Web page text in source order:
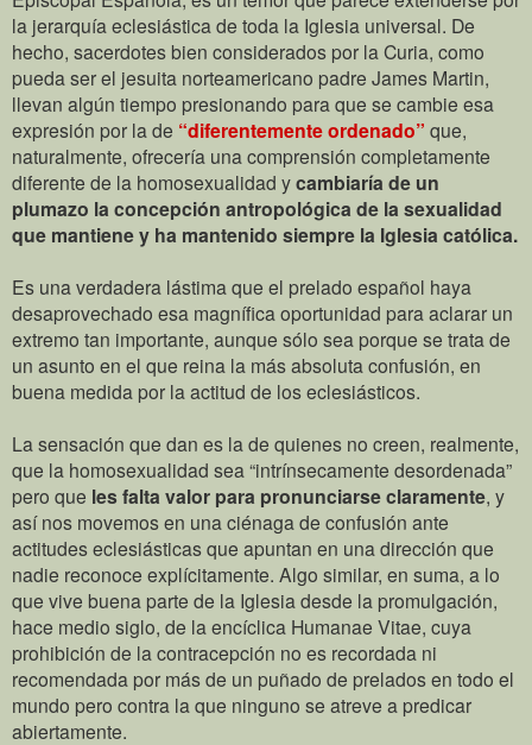
la jerarquía eclesiástica de toda la Iglesia universal. De
hecho, sacerdotes bien considerados por la Curia, como
pueda ser el jesuita norteamericano padre James Martin,
llevan algún tiempo presionando para que se cambie esa
expresión por la de “diferentemente ordenado” que,
naturalmente, ofrecería una comprensión completamente
diferente de la homosexualidad ycambiaría de un
plumazo la concepción antropológica de la sexualidad
que mantiene y ha mantenido siempre la Iglesia católica.
Es una verdadera lástima que el prelado español haya
desaprovechado esa magnífica oportunidad para aclarar un
extremo tan importante, aunque sólo sea porque se trata de
un asunto en el que reina la más absoluta confusión, en
buena medida por la actitud de los eclesiásticos.
La sensación que dan es la de quienes no creen, realmente,
que la homosexualidad sea “intrínsecamente desordenada”
pero que les falta valor para pronunciarse claramente, y
así nos movemos en una ciénaga de confusión ante
actitudes eclesiásticas que apuntan en una dirección que
nadie reconoce explícitamente. Algo similar, en suma, a lo
que vive buena parte de la Iglesia desde la promulgación,
hace medio siglo, de la encíclica Humanae Vitae, cuya
prohibición de la contracepción no es recordada ni
recomendada por más de un puñado de prelados en todo el
mundo pero contra la que ninguno se atreve a predicar
abiertamente.